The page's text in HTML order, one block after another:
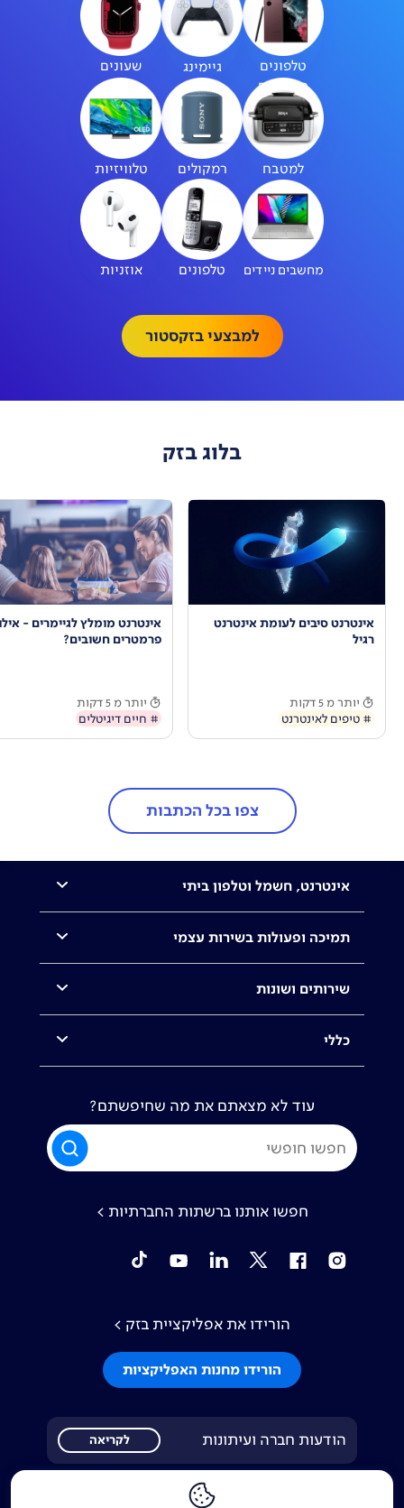
טלפונים
סלולריים
גיימינג
שעונים
חכמים
למטבח רמקולים טלוויזיות
מחשבים ניידים טלפונים אוזניות
למבצעי בזקסטור
בלוג בזק
אינטרנט סיבים לעומת אינטרנט
רגיל
# טיפים לאינטרנט
יותר מ 5 דקות
אינטרנט מומלץ לגיימרים -
פרמטרים חשובים?
# חיים דיגיטלים
יותר מ 5 דקות
צפו בכל הכתבות
אינטרנט, חשמל וטלפון ביתי
תמיכה ופעולות בשירות עצמי
שירותים ושונות
כללי
עוד לא מצאתם את מה שחיפשתם?
חפשו אותנו ברשתות החברתיות >
Instagram
Facebook
Twitter
Linkedin
YouTube
tiktok
הורידו את אפליקציית בזק >
הורידו מחנות האפליקציות
הודעות חברה ועיתונות לקריאה